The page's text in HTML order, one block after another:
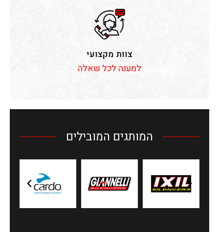
צוות מקצועי
למענה לכל שאלה
המותגים המובילים